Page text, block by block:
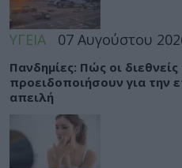
ΥΓΕΙΑ 07 Αυγούστου
Πανδημίες: Πώς οι
προειδοποιήσουν για την
απειλή